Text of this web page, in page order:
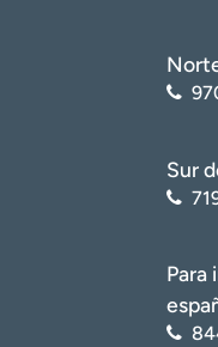
Sur
Para